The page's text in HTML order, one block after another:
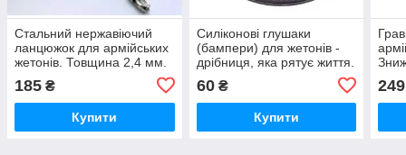
Стальний нержавіючий
ланцюжок для армійських
жетонів. Товщина 2,4 мм.
Довжина 60 см. ЗУсилля
на розрив 12 кг!Оплата
при отриманні
185 ₴
Купити
Силіконові глушаки
(бампери) для жетонів -
дрібниця, яка рятує життя.
Made in USA.
60₴
Купити
не
249